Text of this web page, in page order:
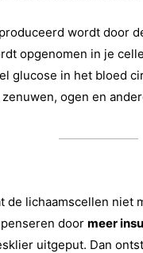
wordt door
opgenomen in je
glucose in het bloed
ogen en
de lichaamscellen niet
door meer
uitgeput. Dan